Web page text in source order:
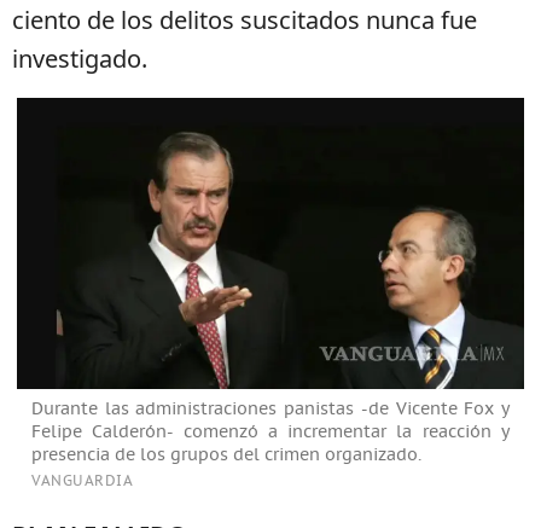
ciento de los delitos suscitados nunca fue
investigado.
Durante las administraciones panistas -de Vicente Fox y
Felipe Calderón- comenzó a incrementar la reacción y
presencia de los grupos del crimen organizado.
VANGUARDIA